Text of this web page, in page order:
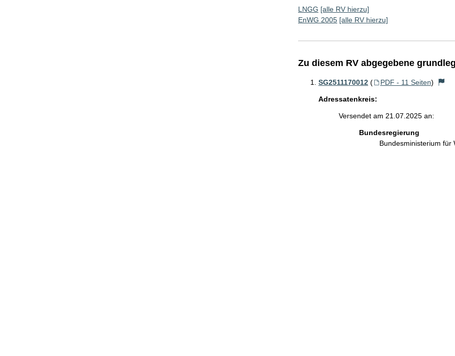
LNGG [alle RV hierzu]
EnWG 2005 [alle RV hierzu]
Zu diesem RV abgegebene
SG2511170012 ( PDF - 11 Seiten)
Adressatenkreis:
Versendet am 21.07.2025 an:
Bundesregierung
Bundesministerium